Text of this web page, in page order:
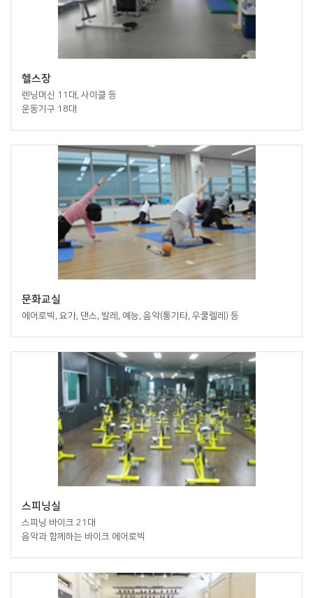
헬스장
렌닝머신 11대, 사이클 등
운동기구 18대
문화교실
에어로빅, 요가, 댄스, 발레, 예능, 음악(통기타, 우쿨렐레) 등
스피닝실
스피닝 바이크 21대
음악과 함께하는 바이크 에어로빅